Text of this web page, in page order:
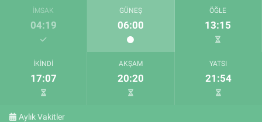
İMSAK
04:19
GÜNEŞ
06:00
ÖĞLE
13:15
İKINDI
17:07
AKŞAM
20:20
YATSI
21:54
Aylık Vakitler